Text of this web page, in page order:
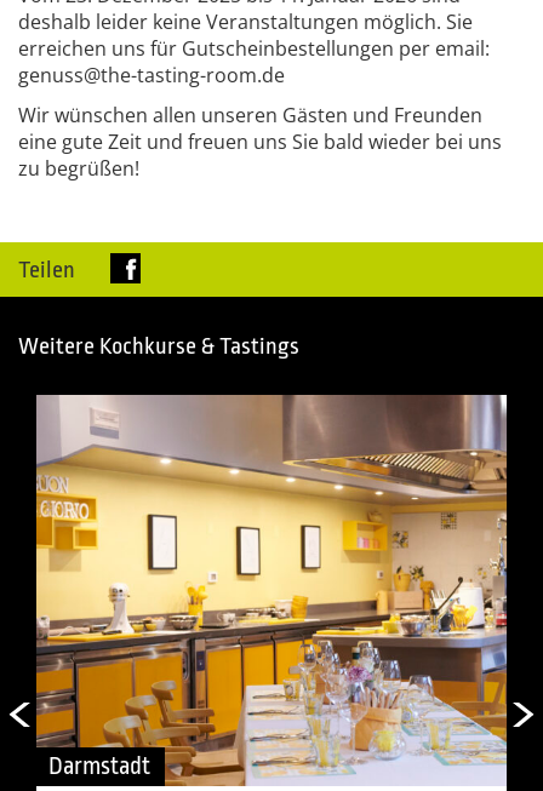
deshalb leider keine Veranstaltungen möglich. Sie
erreichen uns für Gutscheinbestellungen per email:
genuss@the-tasting-room.de
Wir wünschen allen unseren Gästen und Freunden
eine gute Zeit und freuen uns Sie bald wieder bei uns
zu begrüßen!
Teilen
Weitere Kochkurse & Tastings
Darmstadt